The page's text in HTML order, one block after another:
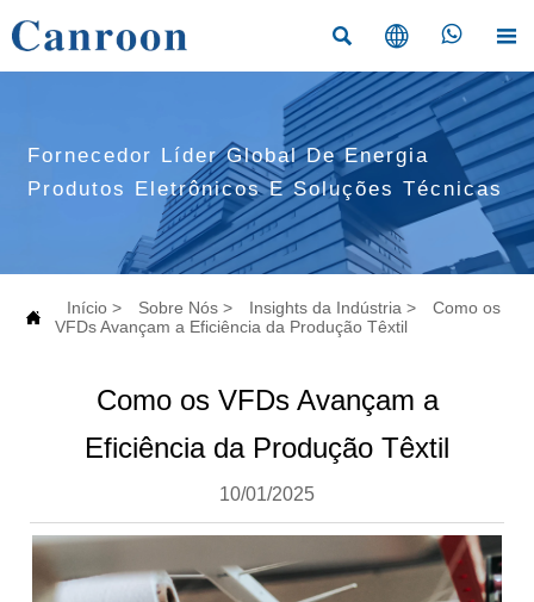
   
Fornecedor Líder Global De Energia
Produtos Eletrônicos E Soluções Técnicas
 Início > Sobre Nós > Insights da Indústria >
Como os
VFDs Avançam a Eficiência da Produção Têxtil
Como os VFDs Avançam a
Eficiência da Produção Têxtil
10/01/2025